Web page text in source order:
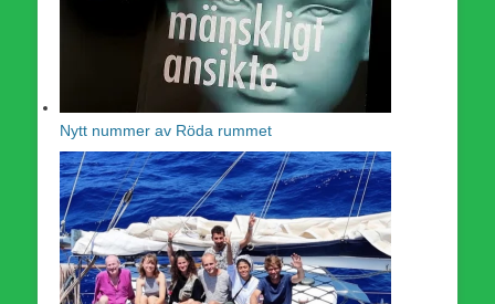
Nytt nummer av Röda rummet